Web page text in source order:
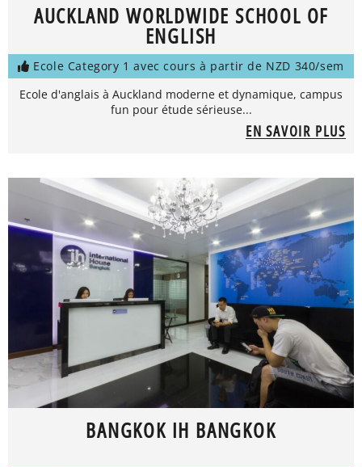
AUCKLAND WORLDWIDE SCHOOL OF
ENGLISH
Ecole Category 1 avec cours à partir de NZD 340/sem
Ecole d'anglais à Auckland moderne et dynamique, campus
fun pour étude sérieuse...
EN SAVOIR PLUS
BANGKOK IH BANGKOK